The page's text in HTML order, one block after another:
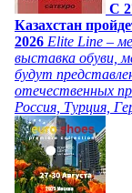
C
Казахстан
2026 Elite Line –
выставка обуви,
будут
отечественных
Россия, Турция,